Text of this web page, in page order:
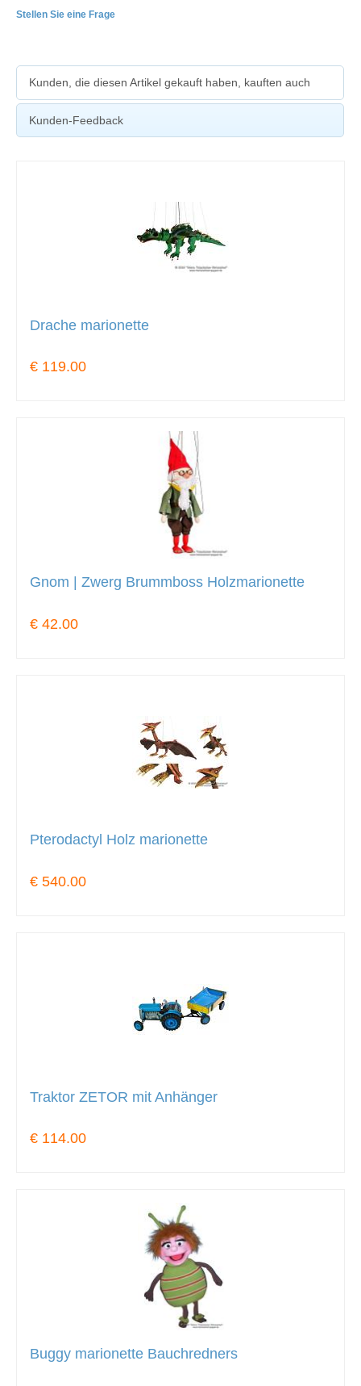
Stellen Sie eine Frage
Kunden, die diesen Artikel gekauft haben, kauften auch
Kunden-Feedback
Drache marionette
€ 119.00
Gnom | Zwerg Brummboss Holzmarionette
€ 42.00
Pterodactyl Holz marionette
€ 540.00
Traktor ZETOR mit Anhänger
€ 114.00
Buggy marionette Bauchredners